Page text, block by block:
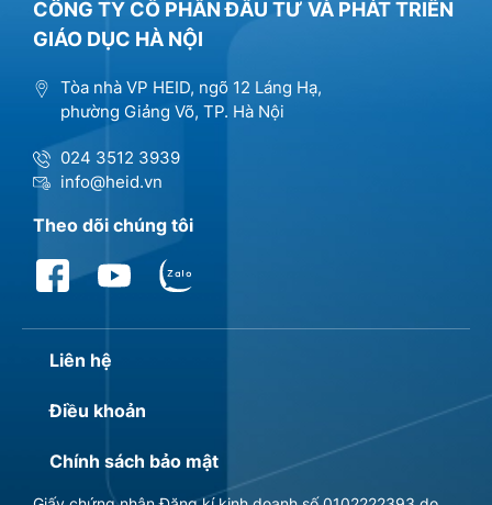
CÔNG TY CỔ PHẦN ĐẦU TƯ VÀ PHÁT TRIỂN
GIÁO DỤC HÀ NỘI
Tòa nhà VP HEID, ngõ 12 Láng Hạ,
phường Giảng Võ, TP. Hà Nội
024 3512 3939
info@heid.vn
Theo dõi chúng tôi
Liên hệ
Điều khoản
Chính sách bảo mật